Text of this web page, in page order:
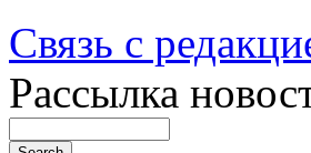
Связь с
Рассылка